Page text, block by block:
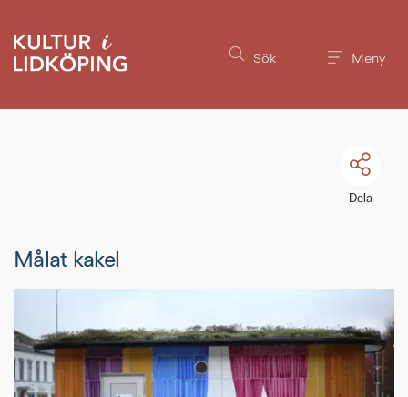
Sök Meny
Dela
Målat kakel